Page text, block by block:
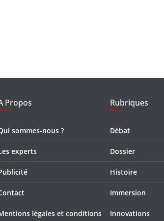
Propos
sommes-nous ?
experts
légales et conditions
Rubriques
Débat
Dossier
Histoire
Immersion
Innovations